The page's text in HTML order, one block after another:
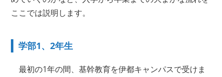
ここでは説明します。
学部1、2年生
最初の1年の間、基幹教育を伊都キャンパスで受けま